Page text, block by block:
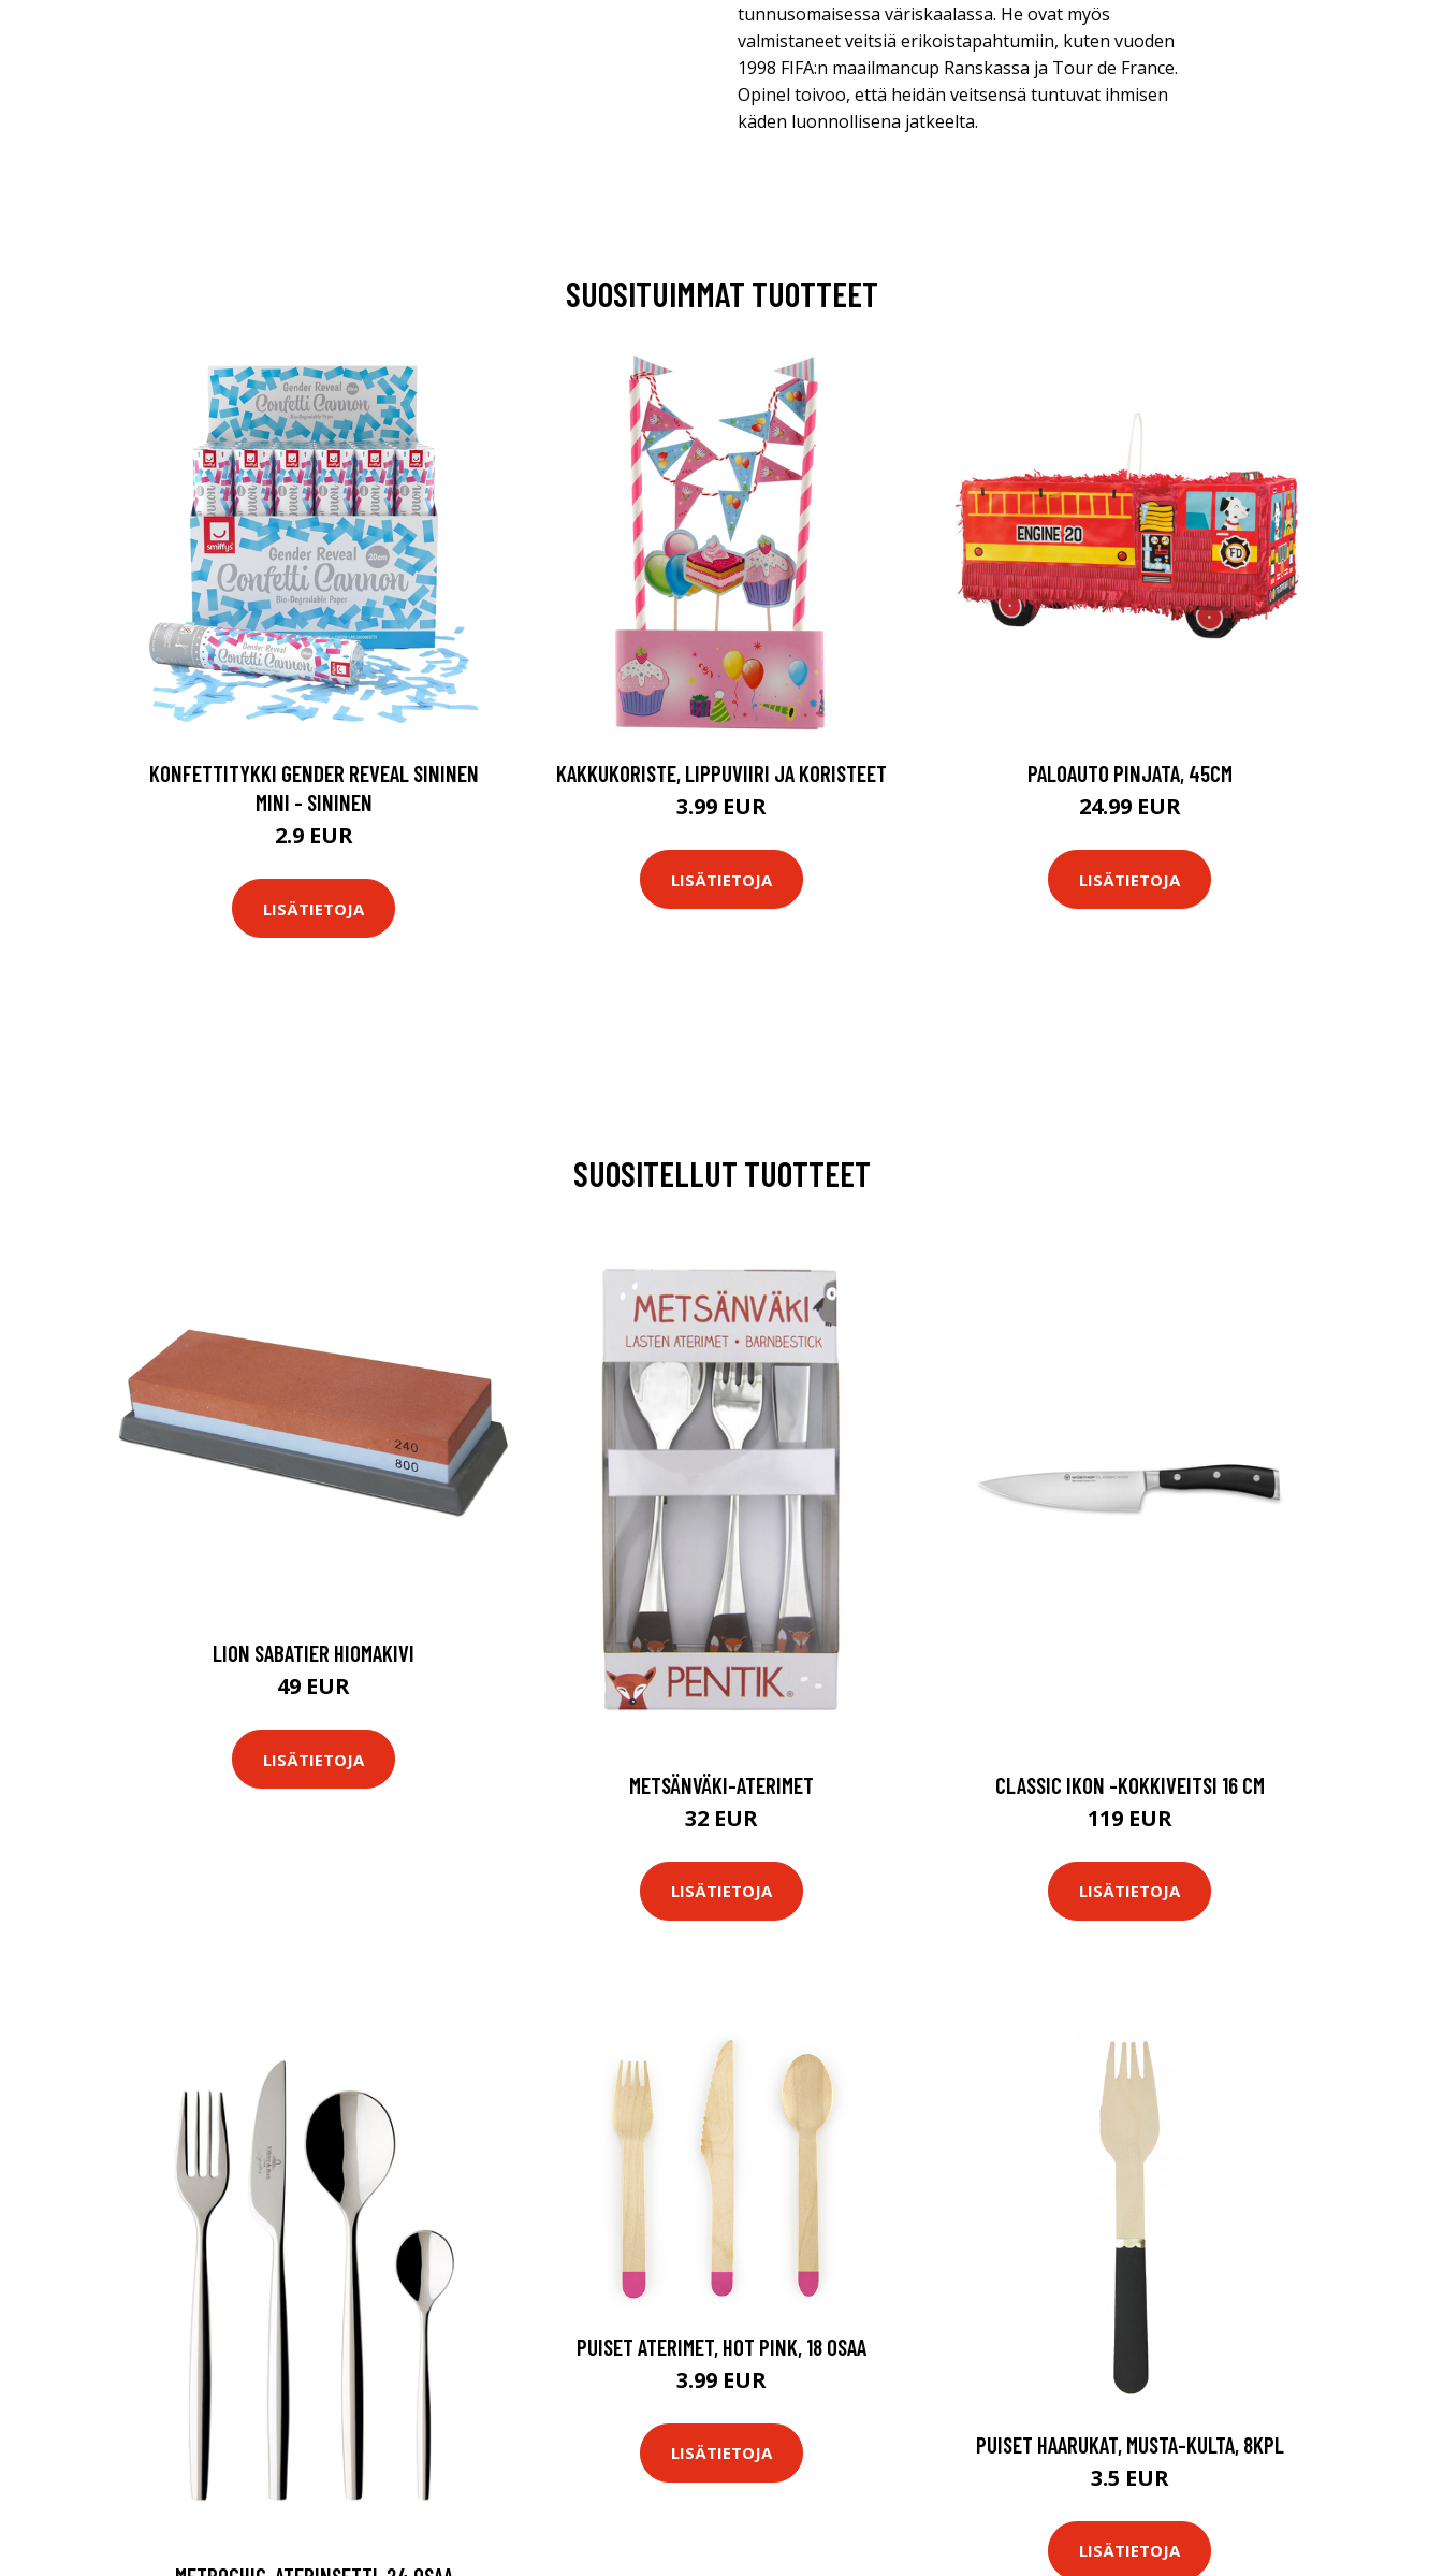
tunnusomaisessa väriskaalassa. He ovat myös
valmistaneet veitsiä erikoistapahtumiin, kuten vuoden
1998 FIFA:n maailmancup Ranskassa ja Tour de France.
Opinel toivoo, että heidän veitsensä tuntuvat ihmisen
käden luonnollisena jatkeelta.
SUOSITUIMMAT TUOTTEET
KONFETTITYKKI GENDER REVEAL SININEN
MINI - SININEN
2.9 EUR
LISÄTIETOJA
KAKKUKORISTE, LIPPUVIIRI JA KORISTEET
3.99 EUR
LISÄTIETOJA
PALOAUTO PINJATA, 45CM
24.99 EUR
LISÄTIETOJA
SUOSITELLUT TUOTTEET
LION SABATIER HIOMAKIVI
49 EUR
LISÄTIETOJA
METSÄNVÄKI-ATERIMET
32 EUR
LISÄTIETOJA
CLASSIC IKON -KOKKIVEITSI 16 CM
119 EUR
LISÄTIETOJA
PUISET ATERIMET, HOT PINK, 18 OSAA
3.99 EUR
LISÄTIETOJA PUISET HAARUKAT, MUSTA-KULTA, 8KPL
3.5 EUR
LISÄTIETOJA